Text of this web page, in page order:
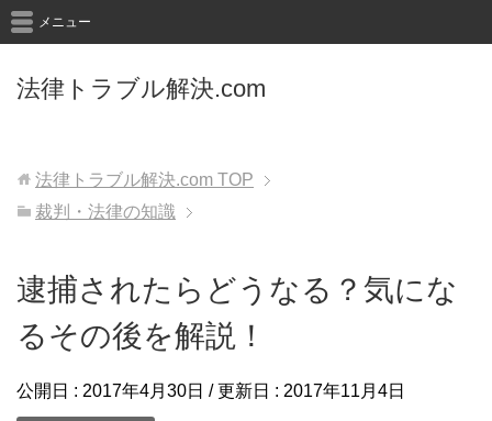
法律トラブル解決.com
メニュー
法律トラブル解決.com TOP
裁判・法律の知識
逮捕されたらどうなる？気にな
るその後を解説！
公開日 : 2017年4月30日 / 更新日 : 2017年11月4日